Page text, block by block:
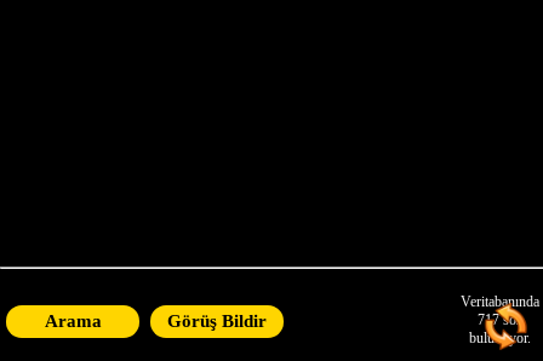
karşılaşacaksınız
Veritabanında
717söz
bulunuyor.
Arama Görüş Bildir